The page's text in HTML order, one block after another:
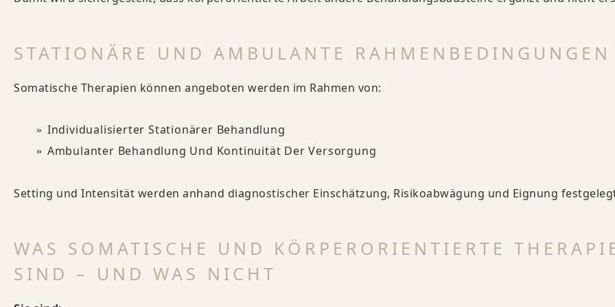
STATIONÄRE UND AMBULANTE RAHMENBEDINGUNGEN
Somatische Therapien können angeboten werden im Rahmen von:
Individualisierter Stationärer Behandlung
Ambulanter Behandlung Und Kontinuität Der Versorgung
Setting und Intensität werden anhand diagnostischer Einschätzung, Risikoabwägung und Eignung
WAS SOMATISCHE UND KÖRPERORIENTIERTE
SIND – UND WAS NICHT